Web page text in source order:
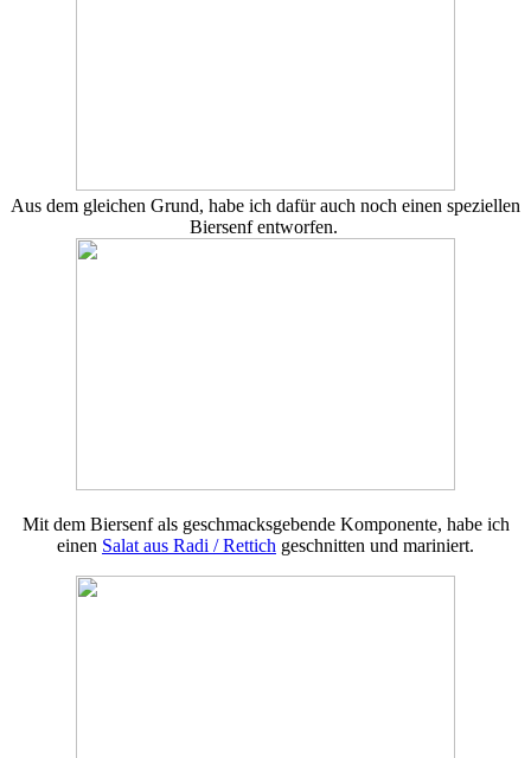
Aus dem gleichen Grund, habe ich dafür auch noch einen speziellen
Biersenf entworfen.
Mit dem Biersenf als geschmacksgebende Komponente, habe ich
einen Salat aus Radi / Rettich geschnitten und mariniert.